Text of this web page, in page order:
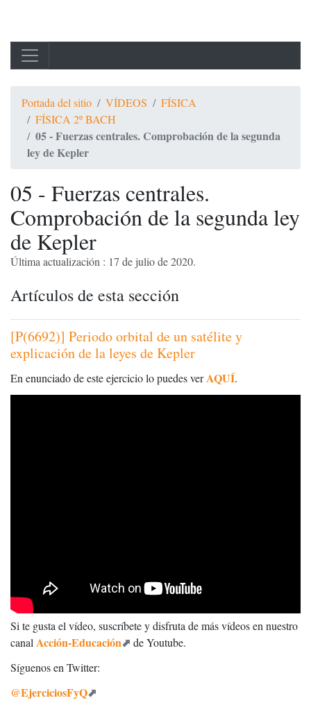
Portada del sitio VÍDEOS
FÍSICA
FÍSICA 2º BACH
05 - Fuerzas centrales. Comprobación de la segunda
ley de Kepler
05 - Fuerzas centrales.
Comprobación de la segunda ley
de Kepler
Última actualización : 17 de julio de 2020.
Artículos de esta sección
[P(6692)] Periodo orbital de un satélite y
explicación de la leyes de Kepler
En enunciado de este ejercicio lo puedes verAQUÍ.
Si te gusta el vídeo, suscríbete y disfruta de más vídeos en nuestro
canal Acción-Educación
de Youtube.
Síguenos en Twitter:
@EjerciciosFyQ